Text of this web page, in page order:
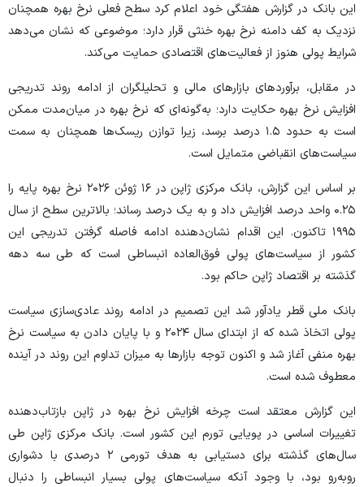
این بانک در گزارش هفتگی خود اعلام کرد سطح فعلی نرخ بهره همچنان
نزدیک به کف دامنه نرخ بهره خنثی قرار دارد؛ موضوعی که نشان می‌دهد
شرایط پولی هنوز از فعالیت‌های اقتصادی حمایت می‌کند.
در مقابل، برآورد‌های بازار‌های مالی و تحلیلگران از ادامه روند تدریجی
افزایش نرخ بهره حکایت دارد؛ به‌گونه‌ای که نرخ بهره در میان‌مدت ممکن
است به حدود ۱.۵ درصد برسد، زیرا توازن ریسک‌ها همچنان به سمت
سیاست‌های انقباضی متمایل است.
بر اساس این گزارش، بانک مرکزی ژاپن در ۱۶ ژوئن ۲۰۲۶ نرخ بهره پایه را
۰.۲۵ واحد درصد افزایش داد و به یک درصد رساند؛ بالاترین سطح از سال
۱۹۹۵ تاکنون. این اقدام نشان‌دهنده ادامه فاصله گرفتن تدریجی این
کشور از سیاست‌های پولی فوق‌العاده انبساطی است که طی سه دهه
گذشته بر اقتصاد ژاپن حاکم بود.
بانک ملی قطر یادآور شد این تصمیم در ادامه روند عادی‌سازی سیاست
پولی اتخاذ شده که از ابتدای سال ۲۰۲۴ و با پایان دادن به سیاست نرخ
بهره منفی آغاز شد و اکنون توجه بازار‌ها به میزان تداوم این روند در آینده
معطوف شده است.
این گزارش معتقد است چرخه افزایش نرخ بهره در ژاپن بازتاب‌دهنده
تغییرات اساسی در پویایی تورم این کشور است. بانک مرکزی ژاپن طی
سال‌های گذشته برای دستیابی به هدف تورمی ۲ درصدی با دشواری
روبه‌رو بود، با وجود آنکه سیاست‌های پولی بسیار انبساطی را دنبال